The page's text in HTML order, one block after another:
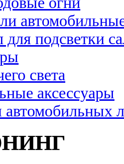
подсветки
света
аксессуары
автомобильных